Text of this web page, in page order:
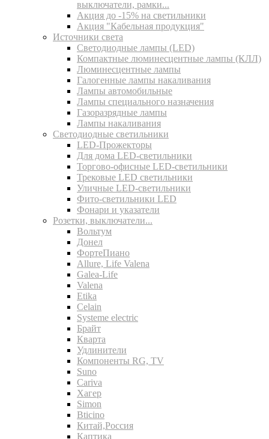
выключатели, рамки...
Акция до -15% на светильники
Акция "Кабельная продукция"
Источники света
Светодиодные лампы (LED)
Компактные люминесцентные лампы (КЛЛ)
Люминесцентные лампы
Галогенные лампы накаливания
Лампы автомобильные
Лампы специального назначения
Газоразрядные лампы
Лампы накаливания
Светодиодные светильники
LED-Прожекторы
Для дома LED-светильники
Торгово-офисные LED-светильники
Трековые LED светильники
Уличные LED-светильники
Фито-светильники LED
Фонари и указатели
Розетки, выключатели...
Вольтум
Донел
ФортеПиано
Allure, Life Valena
Galea-Life
Valena
Etika
Celain
Systeme electric
Брайт
Кварта
Удлинители
Компоненты RG, TV
Suno
Cariva
Хагер
Simon
Bticino
Китай,Россия
Каптика